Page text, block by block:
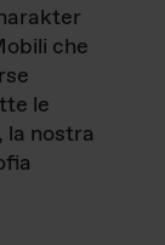
che
le
la nostra